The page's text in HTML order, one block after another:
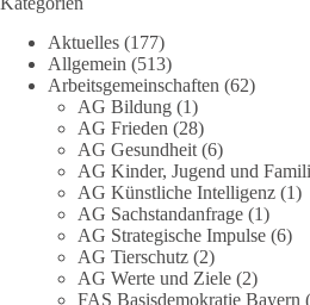
DieBasis
10 Stunden zuvor
Jetzt abstimmen: Welche Rolle soll
Verteidung übernehmen❓
Das Bundesministerium der
Strategiepapier, dass die Bundeswehr
und der Verbündeten abschreckungs-
Aktuelles (177)
Allgemein (513)
Arbeitsgemeinschaften (62)
AG Bildung (1)
AG Frieden (28)
AG Gesundheit (6)
AG Kinder, Jugend und
AG Künstliche Intelligenz (1)
AG Sachstandanfrage (1)
AG Strategische Impulse (6)
AG Tierschutz (2)
AG Werte und Ziele (2)
FAS Basisdemokratie Bayern